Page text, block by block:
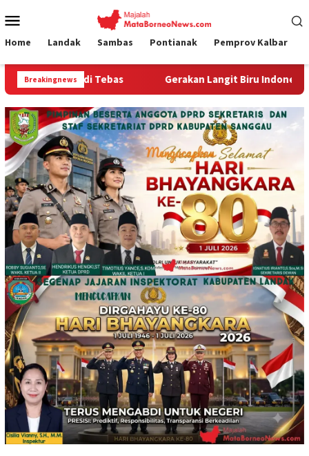
ke
Mobile
Home Landak Sambas Pontianak Pemprov Kalbar
Breakingnews
Gerakan Langit Biru Indonesia Asri: Sinergi Forkopimcam,